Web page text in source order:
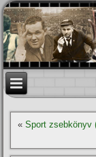
«Sport zsebkönyv